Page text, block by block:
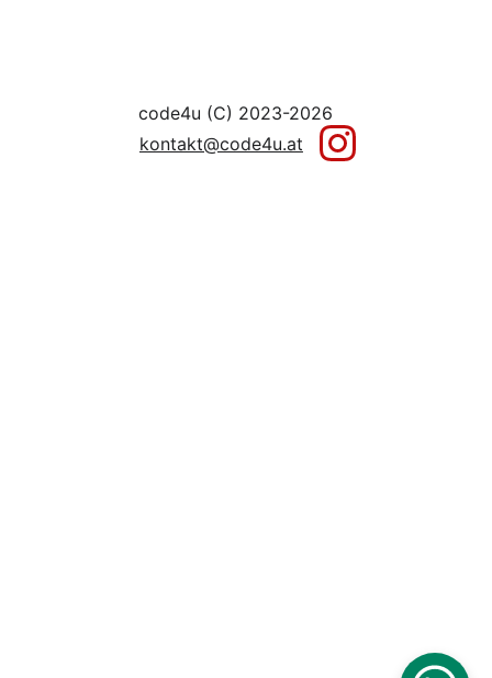
code4u (C) 2023-2026
kontakt@code4u.at